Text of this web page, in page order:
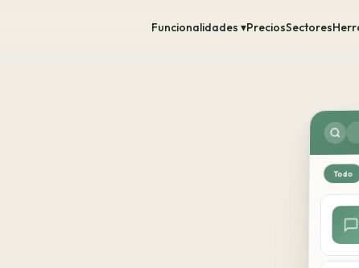
Funcionalidades ▾PreciosSectores
Todo